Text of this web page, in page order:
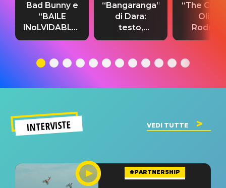
Bad Bunny e
“BAILE
INoLVIDABLE”:
testo,
significato
“Bangaranga”
di Dara:
testo,
traduzione e
del singolo
“The
Olivia
testo,
INTERVISTE VEDI TUTTE
#PARTNERSHIP